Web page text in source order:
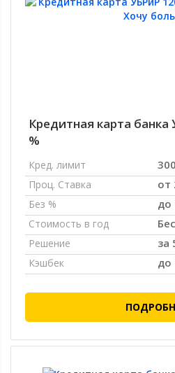
Кредитная карта
%
Кред. лимит
Проц. Ставка от
Без % до
Стоимость в год
Решение за
Кэшбек до